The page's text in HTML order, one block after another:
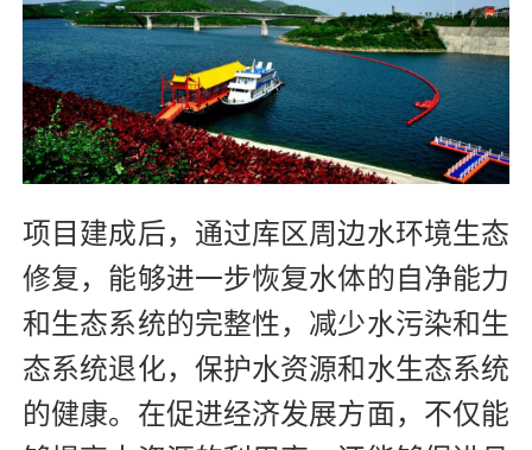
项目建成后，通过库区周边水环境生态
修复，能够进一步恢复水体的自净能力
和生态系统的完整性，减少水污染和生
态系统退化，保护水资源和水生态系统
的健康。在促进经济发展方面，不仅能